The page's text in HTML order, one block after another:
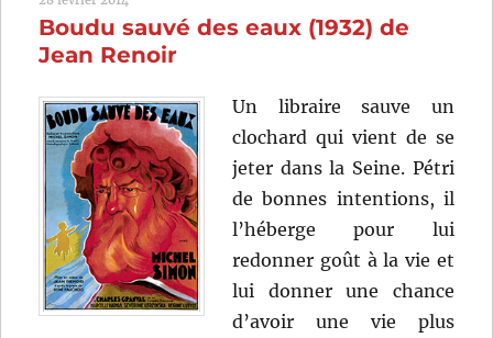
Terry
Gilliam
Boudu sauvé des eaux (1932) de
Jean Renoir
Un libraire sauve un
clochard qui vient de se
jeter dans la Seine. Pétri
de bonnes intentions, il
l’héberge pour lui
redonner goût à la vie et
lui donner une chance
d’avoir une vie plus